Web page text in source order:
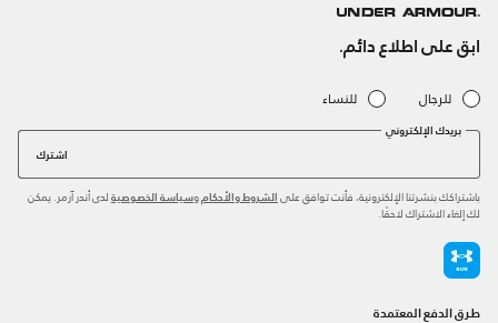
ابق على اطلاع دائم.
للرجال للنساء
بريدك الإلكتروني
اشترك
باشتراكك بنشرتنا الإلكترونية، فأنت توافق على الشروط والأحكام وسياسة الخصوصية لدى أندر آرمر. يمكن
لك إلغاء الاشتراك لاحقًا.
طرق الدفع المعتمدة